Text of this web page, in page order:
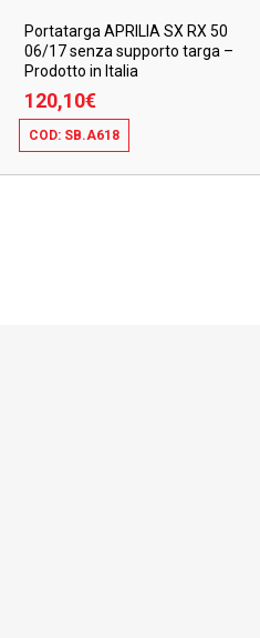
Portatarga APRILIA SX RX 50
06/17 senza supporto targa –
Prodotto in Italia
120,10€
COD: SB.A618
120,10€